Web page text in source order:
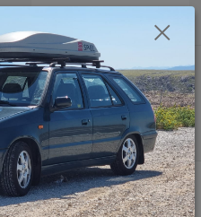
Menu
Hledat
0,00 Kč
Krytka ovladače el. naklápění Felicia -